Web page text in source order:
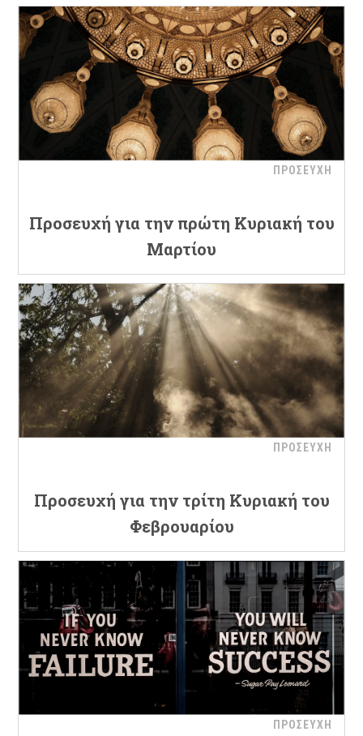
ΠΡΟΣΕΥΧΗ
Προσευχή για την πρώτη Κυριακή του
Μαρτίου
ΠΡΟΣΕΥΧΗ
Προσευχή για την τρίτη Κυριακή του
Φεβρουαρίου
ΠΡΟΣΕΥΧΗ